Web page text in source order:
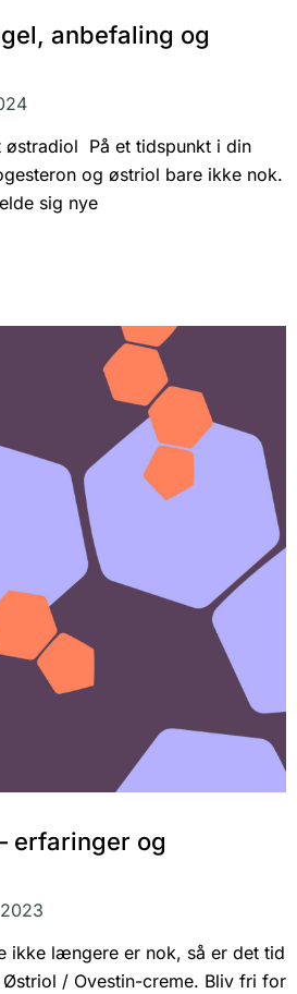
anbefaling og
På et tidspunkt i din
og østriol bare ikke nok.
sig nye
erfaringer og
ikke længere er nok, så er det tid
/ Ovestin-creme. Bliv fri for